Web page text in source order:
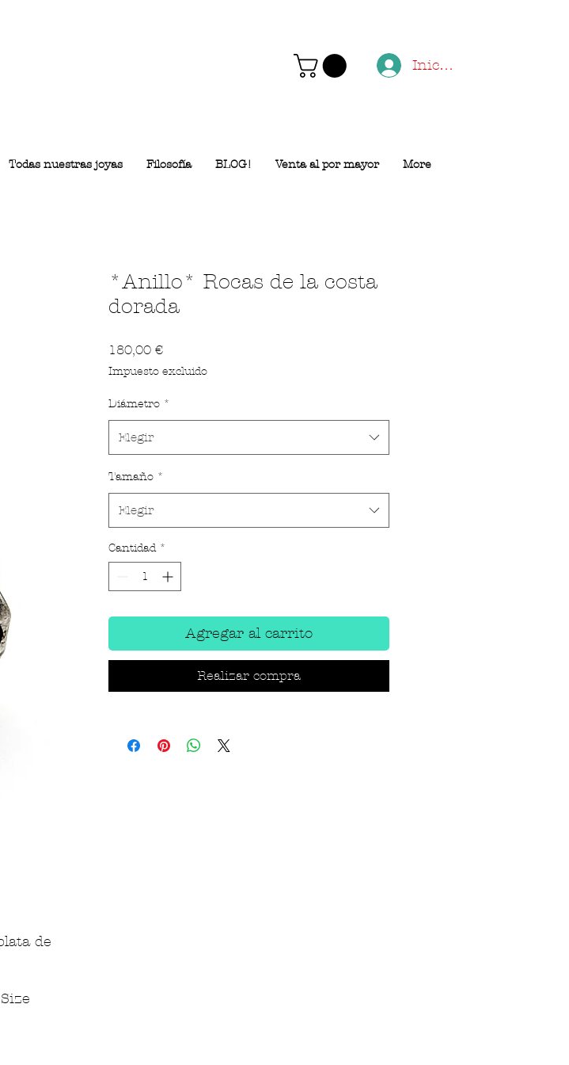
Iniciar sesión
Todas nuestras joyas Filosofía BLOG! Venta al por mayor More
de
*Anillo* Rocas de la costa
dorada
180,00 €Precio
Impuesto excluido
Diámetro *
Elegir
Tamaño *
Elegir
Cantidad *
Agregar al carrito
Realizar compra